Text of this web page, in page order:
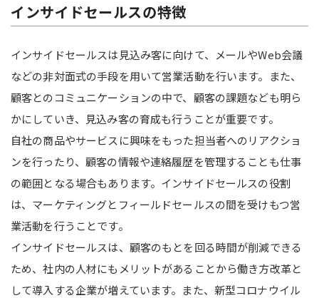
インサイドセールスの特徴
インサイドセールスは見込み客に向けて、メールやWeb会議
などの非対面式の手段を用いて営業活動を行います。また、
顧客とのコミュニケーションの中で、顧客の課題なども明ら
かにしていき、見込み客の育成も行うことが重要です。
自社の商品やサービスに興味をもった担当者へのリアクショ
ンを行ったり、顧客の情報や連絡履歴を管理することも仕事
の範囲となる場合もあります。インサイドセールスの役割
は、マーケティングとフィールドセールスの間を受けもつ営
業活動を行うことです。
インサイドセールスは、顧客のもとを回る時間が削減できる
ため、社内の人材にもメリットがあることから働き方改革と
して導入する企業が増えています。また、新型コロナウイル